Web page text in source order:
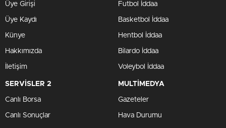
Üye Girişi
Üye Kaydı
Künye
Hakkımızda
İletişim
Futbol İddaa
Basketbol İddaa
Hentbol İddaa
Bilardo İddaa
Voleybol İddaa
SERVİSLER 2
Canlı Borsa
Canlı Sonuçlar
MULTİMEDYA
Gazeteler
Hava Durumu